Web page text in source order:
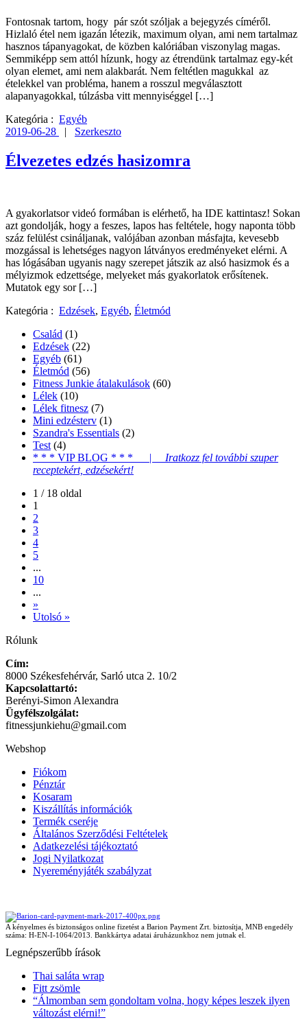
Fontosnak tartom, hogy pár szót szóljak a bejegyzés címéről.
Hizlaló étel nem igazán létezik, maximum olyan, ami nem tartalmaz
hasznos tápanyagokat, de közben kalóriában viszonylag magas.
Semmiképp sem attól hízunk, hogy az étrendünk tartalmaz egy-két
olyan elemet, ami nem alakbarát. Nem feltétlen magukkal az
ételekkel van probléma, hanem a rosszul megválasztott
alapanyagokkal, túlzásba vitt mennyiséggel […]
Kategória : Egyéb
2019-06-28
| Szerkeszto
Élvezetes edzés hasizomra
A gyakorlatsor videó formában is elérhető, ha IDE kattintasz! Sokan
azt gondolják, hogy a feszes, lapos has feltétele, hogy naponta több
száz felülést csináljanak, valójában azonban másfajta, kevesebb
mozgással is lehetséges nagyon látványos eredményeket elérni. A
has lógásában ugyanis nagy szerepet játszik az alsó hasizmok és a
mélyizmok edzettsége, melyeket más gyakorlatok erősítenek.
Mutatok egy sor […]
Kategória : Edzések, Egyéb, Életmód
Család (1)
Edzések (22)
Egyéb (61)
Életmód (56)
Fitness Junkie átalakulások (60)
Lélek (10)
Lélek fitnesz (7)
Mini edzésterv (1)
Szandra's Essentials (2)
Test (4)
* * * VIP BLOG * * * | Iratkozz fel további szuper
receptekért, edzésekért!
1 / 18 oldal
1
2
3
4
5
...
10
...
»
Utolsó »
Rólunk
Cím:
8000 Székesfehérvár, Sarló utca 2. 10/2
Kapcsolattartó:
Berényi-Simon Alexandra
Ügyfélszolgálat:
fitnessjunkiehu@gmail.com
Webshop
Fiókom
Pénztár
Kosaram
Kiszállítás információk
Termék cseréje
Általános Szerződési Feltételek
Adatkezelési tájékoztató
Jogi Nyilatkozat
Nyereményjáték szabályzat
A kényelmes és biztonságos online fizetést a Barion Payment Zrt. biztosítja, MNB engedély
száma: H-EN-I-1064/2013. Bankkártya adatai áruházunkhoz nem jutnak el.
Legnépszerűbb írások
Thai saláta wrap
Fitt zsömle
“Álmomban sem gondoltam volna, hogy képes leszek ilyen
változást elérni!”